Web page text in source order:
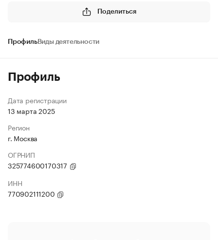
Поделиться
ПрофильВиды деятельности
Профиль
Дата регистрации
13 марта 2025
Регион
г. Москва
ОГРНИП
325774600170317
ИНН
770902111200